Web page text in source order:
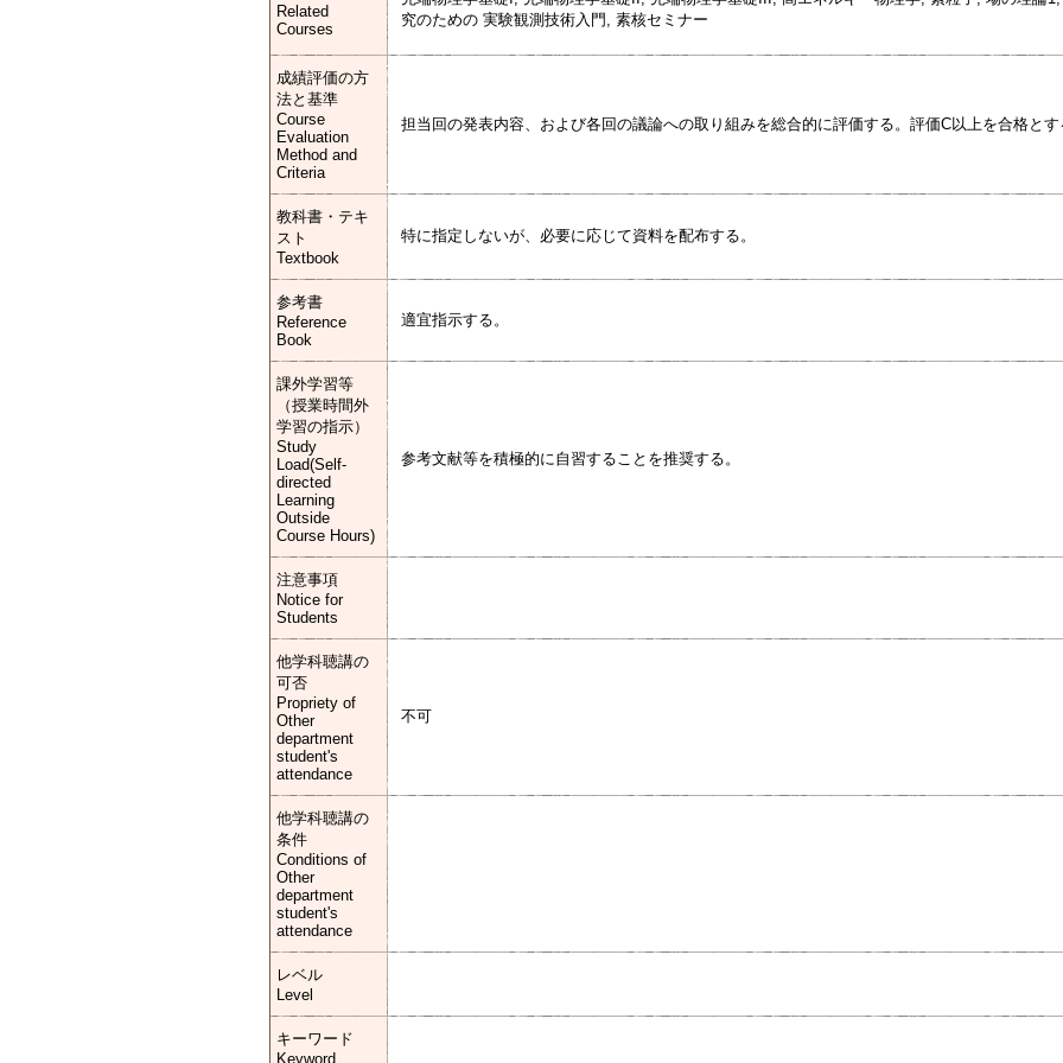
Related
Courses
究のための 実験観測技術入門, 素核セミナー
成績評価の方
法と基準
Course
Evaluation
Method and
Criteria
担当回の発表内容、および各回の議論への取り組みを総合的に評価する。評価C以上を合格とす
教科書・テキ
スト
Textbook
特に指定しないが、必要に応じて資料を配布する。
参考書
Reference
Book
適宜指示する。
課外学習等
（授業時間外
学習の指示）
Study
Load(Self-
directed
Learning
Outside
Course Hours)
参考文献等を積極的に自習することを推奨する。
注意事項
Notice for
Students
他学科聴講の
可否
Propriety of
Other
department
student's
attendance
不可
他学科聴講の
条件
Conditions of
Other
department
student's
attendance
レベル
Level
キーワード
Keyword